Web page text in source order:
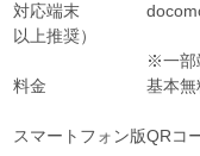
対応端末 docomo
以上推奨）
※一部端末
料金 基本無料・
スマートフォン版QRコ